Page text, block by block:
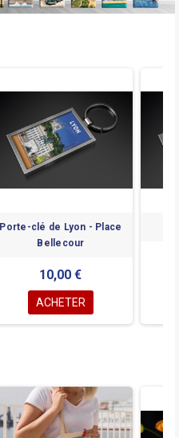
Porte-clé de Lyon - Place
Bellecour
10,00 €
ACHETER